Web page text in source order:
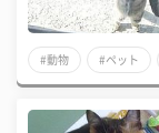
#動物 #ペット